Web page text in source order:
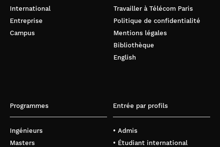
International
Entreprise
Campus
Travailler à Télécom Paris
Politique de confidentialité
Mentions légales
Bibliothèque
English
Programmes
Ingénieurs
Masters
Entrée par profils
• Admis
• Étudiant international